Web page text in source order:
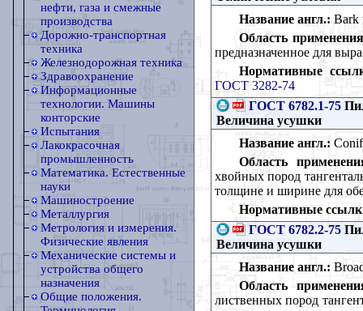
нефти, газа и смежные
производства
Дорожно-транспортная
техника
Железнодорожная техника
Здравоохранение
Информационные
технологии. Машины
конторские
Испытания
Лакокрасочная
промышленность
Математика. Естественные
науки
Машиностроение
Металлургия
Метрология и измерения.
Физические явления
Механические системы и
устройства общего
назначения
Общие положения.
Название англ.: Bark
Область
предназначенное для
Нормативные
ГОСТ 3282-74
ГОСТ 6782.1-75
Величина усушки
Название англ.:
Область
хвойных пород
толщине и ширине для
Нормативные
ГОСТ 6782.2-75
Величина усушки
Название англ.:
Область
лиственных пород